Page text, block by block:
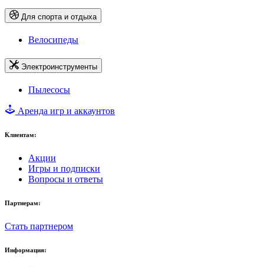
Для спорта и отдыха
Велосипеды
Электроинструменты
Пылесосы
Аренда игр и аккаунтов
Клиентам:
Акции
Игры и подписки
Вопросы и ответы
Партнерам:
Стать партнером
Информация: